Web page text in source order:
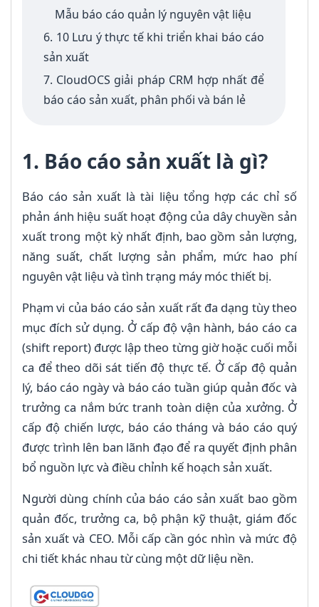
Mẫu báo cáo quản lý nguyên vật liệu
6. 10 Lưu ý thực tế khi triển khai báo cáo
sản xuất
7. CloudOCS giải pháp CRM hợp nhất để
báo cáo sản xuất, phân phối và bán lẻ
1. Báo cáo sản xuất là gì?
Báo cáo sản xuất là tài liệu tổng hợp các chỉ số
phản ánh hiệu suất hoạt động của dây chuyền sản
xuất trong một kỳ nhất định, bao gồm sản lượng,
năng suất, chất lượng sản phẩm, mức hao phí
nguyên vật liệu và tình trạng máy móc thiết bị.
Phạm vi của báo cáo sản xuất rất đa dạng tùy theo
mục đích sử dụng. Ở cấp độ vận hành, báo cáo ca
(shift report) được lập theo từng giờ hoặc cuối mỗi
ca để theo dõi sát tiến độ thực tế. Ở cấp độ quản
lý, báo cáo ngày và báo cáo tuần giúp quản đốc và
trưởng ca nắm bức tranh toàn diện của xưởng. Ở
cấp độ chiến lược, báo cáo tháng và báo cáo quý
được trình lên ban lãnh đạo để ra quyết định phân
bổ nguồn lực và điều chỉnh kế hoạch sản xuất.
Người dùng chính của báo cáo sản xuất bao gồm
quản đốc, trưởng ca, bộ phận kỹ thuật, giám đốc
sản xuất và CEO. Mỗi cấp cần góc nhìn và mức độ
chi tiết khác nhau từ cùng một dữ liệu nền.